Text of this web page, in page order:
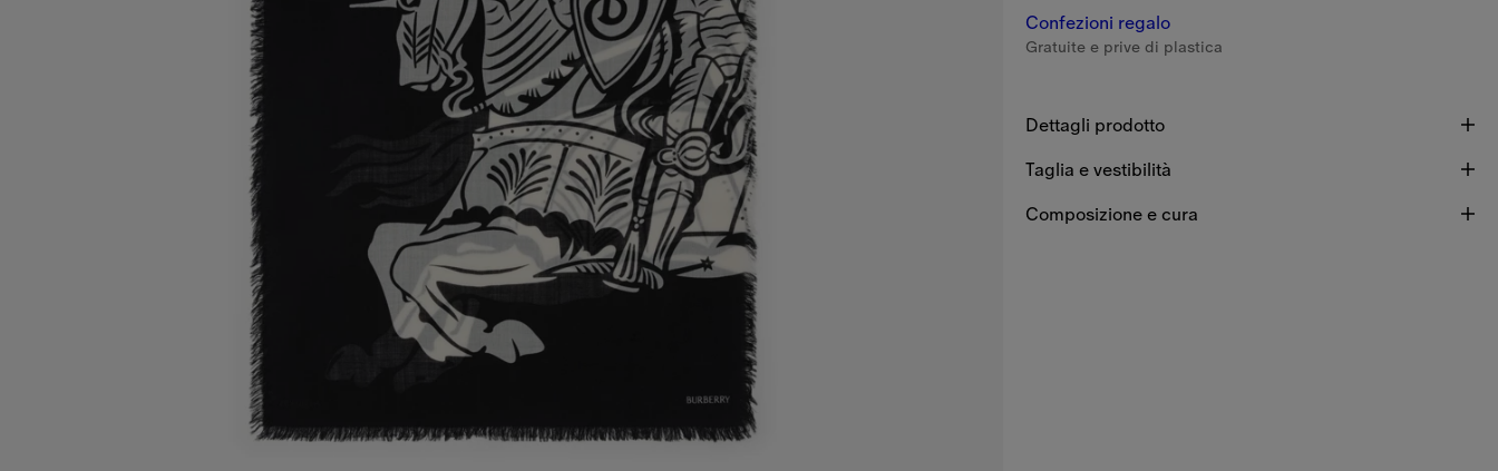
Confezioni regalo
Gratuite e prive di plastica
Dettagli prodotto
Taglia e vestibilità
Composizione e cura